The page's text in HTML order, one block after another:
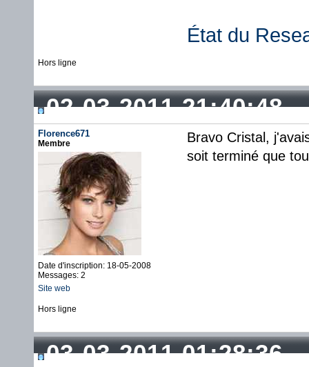
État du
Hors ligne
02-03-2011 21:40:48
Florence671
Membre
Date d'inscription: 18-05-2008
Messages: 2
Site web
Bravo Cristal,
soit terminé que
Hors ligne
03-03-2011 01:28:36